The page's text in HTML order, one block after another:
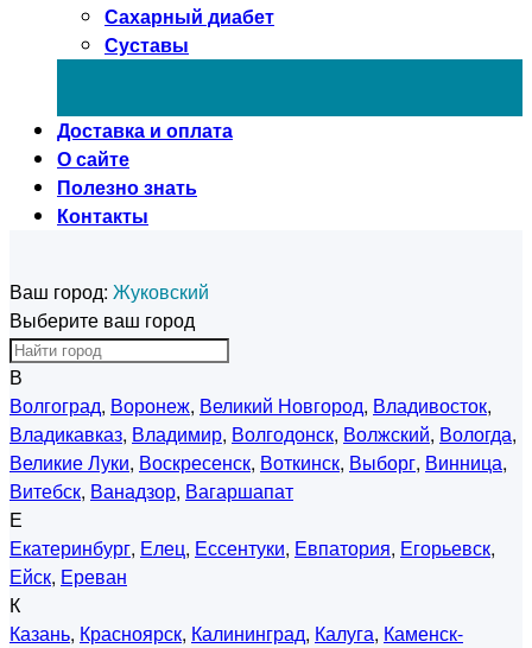
Сахарный диабет
Суставы
Доставка и оплата
О сайте
Полезно знать
Контакты
Ваш город: Жуковский
Выберите ваш город
В
Волгоград, Воронеж, Великий Новгород, Владивосток,
Владикавказ, Владимир, Волгодонск, Волжский, Вологда,
Великие Луки, Воскресенск, Воткинск, Выборг, Винница,
Витебск, Ванадзор, Вагаршапат
Е
Екатеринбург, Елец, Ессентуки, Евпатория, Егорьевск,
Ейск, Ереван
К
Казань, Красноярск, Калининград, Калуга, Каменск-